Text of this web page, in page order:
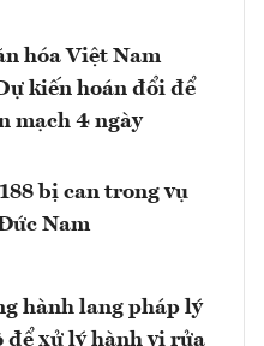
hóa Việt Nam
kiến hoán đổi để
mạch 4 ngày
bị can trong vụ
Nam
hành lang pháp lý
để xử lý hành vi rửa